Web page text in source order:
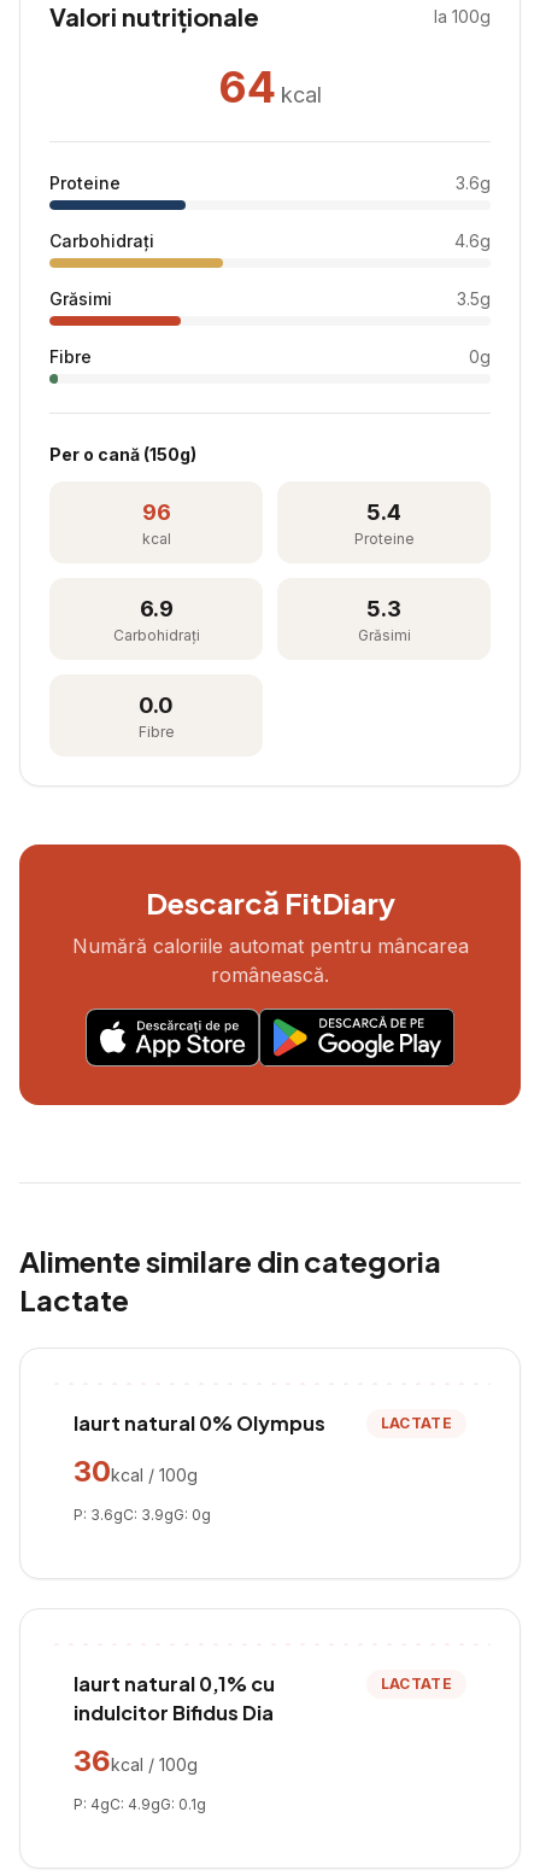
Valori nutriționale la 100g
64 kcal
Proteine 3.6g
Carbohidrați 4.6g
Grăsimi 3.5g
Fibre 0g
Per o cană (150g)
96
kcal
5.4
Proteine
6.9
Carbohidrați
5.3
Grăsimi
0.0
Fibre
Descarcă FitDiary
Numără caloriile automat pentru mâncarea
românească.
Alimente similare din categoria
Lactate
Iaurt natural 0% Olympus LACTATE
30kcal / 100g
P: 3.6gC: 3.9gG: 0g
Iaurt natural 0,1% cu
indulcitor Bifidus Dia
LACTATE
36kcal / 100g
P: 4gC: 4.9gG: 0.1g